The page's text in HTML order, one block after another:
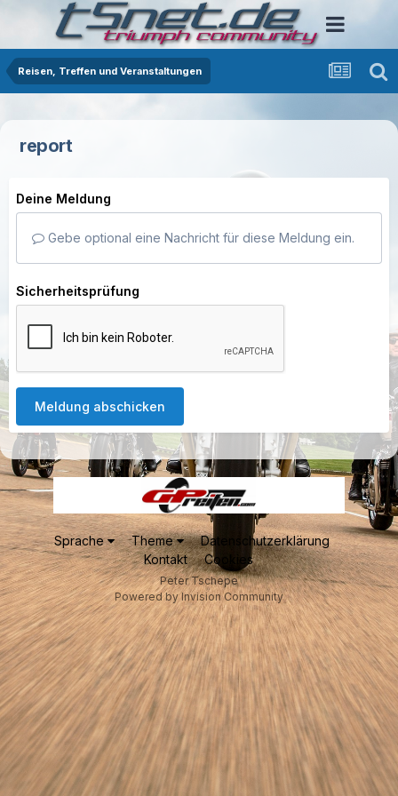
Reisen, Treffen und Veranstaltungen
report
Deine Meldung
Gebe optional eine Nachricht für diese Meldung ein.
Sicherheitsprüfung
Meldung abschicken
Sprache Theme
Datenschutzerklärung
Kontakt
Cookies
Peter Tschepe
Powered by Invision Community